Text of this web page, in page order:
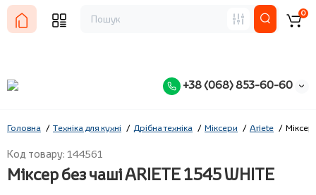
+38 (068) 853-60-60
0
Головна Техніка для кухні Дрібна техніка Міксери Ariete Міксер
Код товару: 144561
Міксер без чаші ARIETE 1545 WHITE